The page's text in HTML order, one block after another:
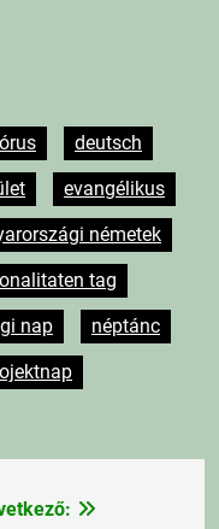
deutsch
evangélikus
németek
tag
nap
néptánc